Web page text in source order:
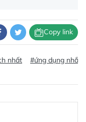
Copy link
nhất #ứng dụng nhắn